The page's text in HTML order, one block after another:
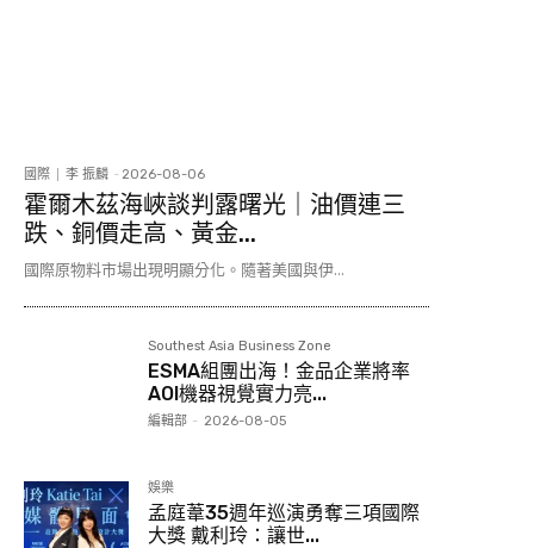
國際 李 振麟 - 2026-08-06
霍爾木茲海峽談判露曙光｜油價連三
跌、銅價走高、黃金...
國際原物料市場出現明顯分化。隨著美國與伊...
Southest Asia Business Zone
ESMA組團出海！金品企業將率
AOI機器視覺實力亮...
編輯部 - 2026-08-05
娛樂
孟庭葦35週年巡演勇奪三項國際
大獎 戴利玲：讓世...